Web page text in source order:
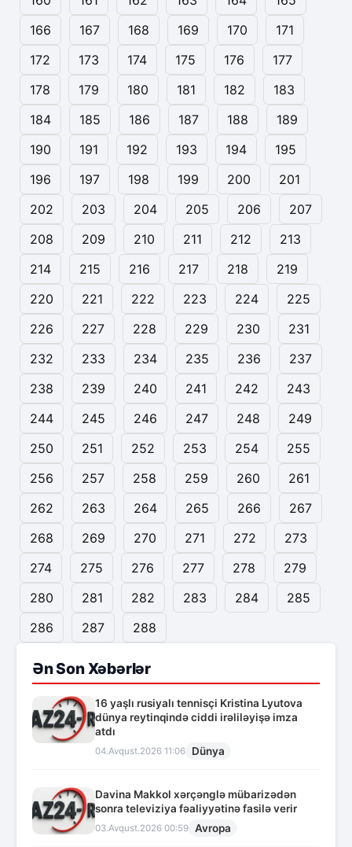
166
167 168 169 170
171
172
173 174 175 176
177
178
179 180 181 182
183
184
185 186 187 188
189
190
191 192 193 194
195
196
197 198 199 200
201
202
203 204 205 206
207
208
209 210 211 212
213
214
215 216 217 218
219
220
221 222 223 224
225
226
227 228 229 230
231
232
233 234 235 236
237
238
239 240 241 242
243
244
245 246 247 248
249
250
251 252 253 254
255
256
257 258 259 260
261
262
263 264 265 266
267
268
269 270 271 272
273
274
275 276 277 278
279
280
281 282 283 284
285
286
287 288
Ən Son Xəbərlər
16 yaşlı rusiyalı tennisçi Kristina Lyutova
dünya reytinqində ciddi irəliləyişə imza
atdı
04.Avqust.2026 11:06 Dünya
Davina Makkol xərçənglə mübarizədən
sonra televiziya fəaliyyətinə fasilə verir
03.Avqust.2026 00:59 Avropa